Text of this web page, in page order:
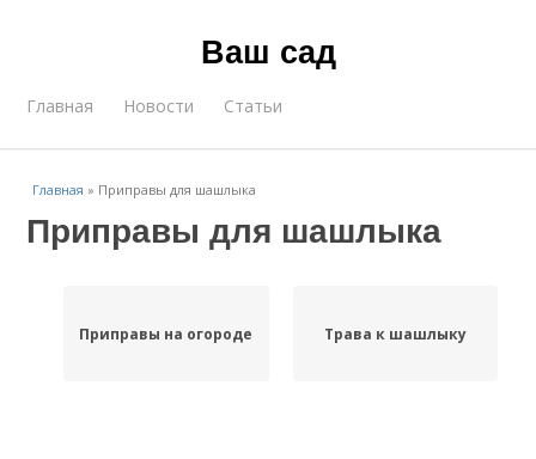
Ваш сад
Главная Новости Статьи
Главная » Приправы для шашлыка
Приправы для шашлыка
Приправы на огороде Трава к шашлыку